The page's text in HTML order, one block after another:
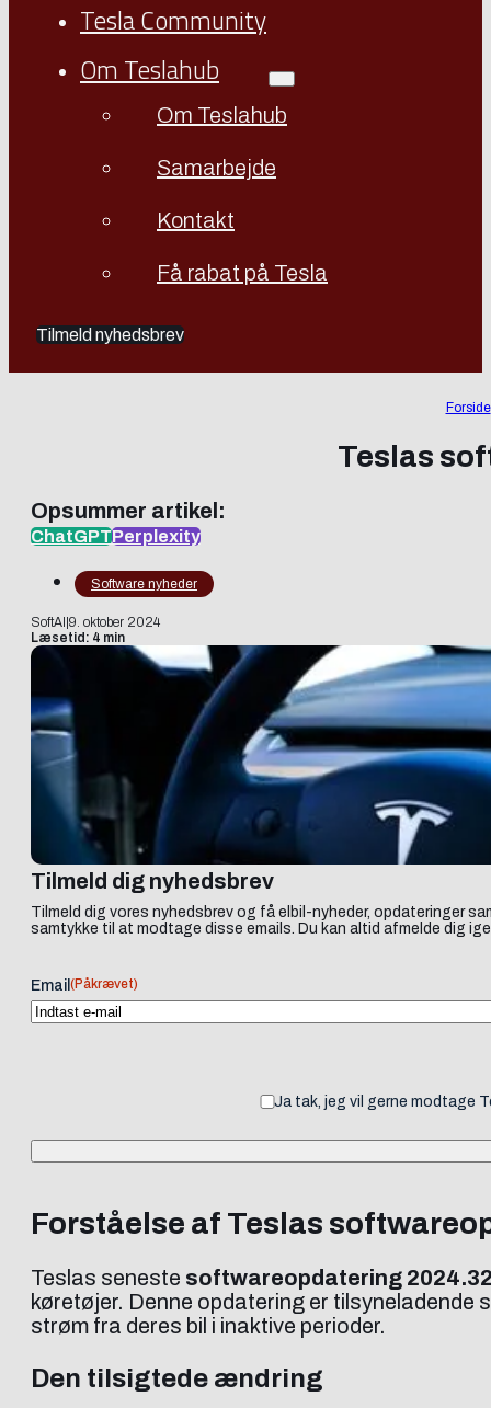
Tesla Community
Om Teslahub
Om Teslahub
Samarbejde
Kontakt
Få rabat på Tesla
Tilmeld nyhedsbrev
Forside
Teslas
Opsummer artikel:
ChatGPTPerplexity
Software nyheder
SoftAI 9. oktober 2024
Læsetid: 4 min
Tilmeld dig nyhedsbrev
Tilmeld dig vores nyhedsbrev og få elbil-nyheder, opdateringer
samtykke til at modtage disse emails. Du kan altid afmelde dig
Email (Påkrævet)
Ja tak, jeg vil gerne modtage
Forståelse af Teslas
Teslas seneste softwareopdatering
køretøjer. Denne opdatering er
strøm fra deres bil i inaktive perioder.
Den tilsigtede ændring